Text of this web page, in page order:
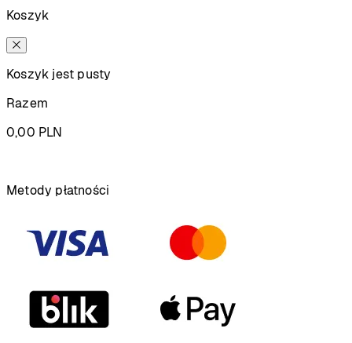
Koszyk
Koszyk jest pusty
Razem
0,00 PLN
Metody płatności